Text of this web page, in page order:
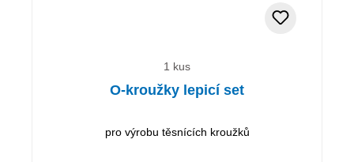
1 kus
O-kroužky lepicí set
pro výrobu těsnících kroužků